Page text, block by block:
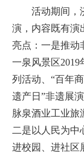
活动期间，济
演，内容既有演
亮点：一是推动
一泉风景区
列活动、“百年
遗产日”非遗展
脉泉酒业工业旅
二是以人民为中
进校园、进社区